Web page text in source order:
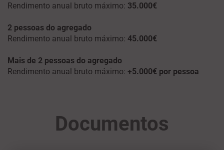
Rendimento anual bruto máximo: 35.000€
2 pessoas do agregado
Rendimento anual bruto máximo: 45.000€
Mais de 2 pessoas do agregado
Rendimento anual bruto máximo: +5.000€ por pessoa
Documentos